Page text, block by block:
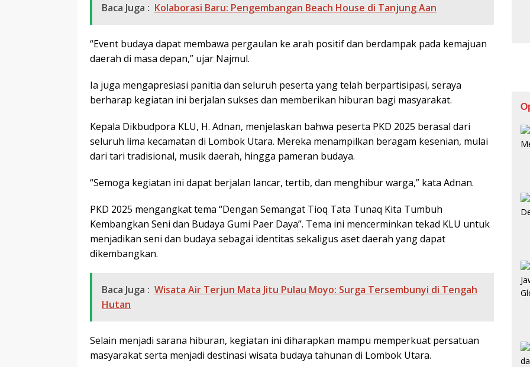
Baca Juga : Kolaborasi Baru: Pengembangan Beach House di Tanjung Aan
“Event budaya dapat membawa pergaulan ke arah positif dan berdampak pada kemajuan
daerah di masa depan,” ujar Najmul.
Ia juga mengapresiasi panitia dan seluruh peserta yang telah berpartisipasi, seraya
berharap kegiatan ini berjalan sukses dan memberikan hiburan bagi masyarakat.
Kepala Dikbudpora KLU, H. Adnan, menjelaskan bahwa peserta PKD 2025 berasal dari
seluruh lima kecamatan di Lombok Utara. Mereka menampilkan beragam kesenian, mulai
dari tari tradisional, musik daerah, hingga pameran budaya.
“Semoga kegiatan ini dapat berjalan lancar, tertib, dan menghibur warga,” kata Adnan.
PKD 2025 mengangkat tema “Dengan Semangat Tioq Tata Tunaq Kita Tumbuh
Kembangkan Seni dan Budaya Gumi Paer Daya”. Tema ini mencerminkan tekad KLU untuk
menjadikan seni dan budaya sebagai identitas sekaligus aset daerah yang dapat
dikembangkan.
Baca Juga : Wisata Air Terjun Mata Jitu Pulau Moyo: Surga Tersembunyi di Tengah
Hutan
Selain menjadi sarana hiburan, kegiatan ini diharapkan mampu memperkuat persatuan
masyarakat serta menjadi destinasi wisata budaya tahunan di Lombok Utara.